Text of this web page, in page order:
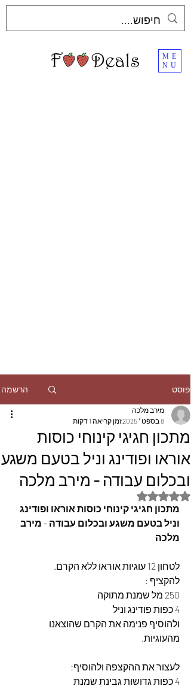
ME
NU
פוסט הרשמה
מתכון חגיגי קינוחי כוסות
אוראו ופודינג וניל בטעם משגע
ובכלום עבודה - מירב מלכה
מירב מלכה
8 בספט׳ 2025
זמן קריאה 1 דקות
דירוג של NaN מתוך 5 כוכבים
מתכון חגיגי קינוחי כוסות אוראו ופודינג
וניל בטעם משגע ובכלום עבודה - מירב
מלכה
לטחון 12 עוגיות אוראו ללא הקרם.
להקציף :
250 מל שמנת מתוקה
4 כפות פודינג וניל
ולהוסיף פנימה את הקרם שהוצאנו
מהעוגיות.
לעצור את ההקצפה ולהוסיף:
4 כפות גדושות גבינת שמנת